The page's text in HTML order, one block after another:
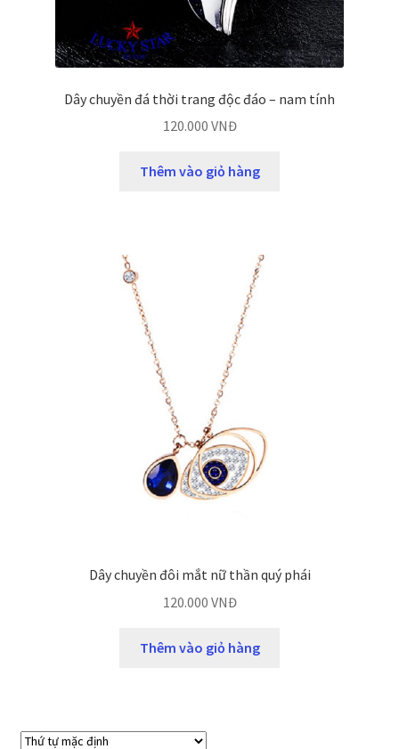
Dây chuyền đá thời trang độc đáo – nam tính
120.000 VNĐ
Thêm vào giỏ hàng
Dây chuyền đôi mắt nữ thần quý phái
120.000 VNĐ
Thêm vào giỏ hàng